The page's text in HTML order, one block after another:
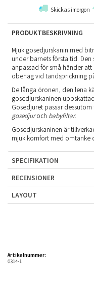
Skickas imorgon
PRODUKTBESKRIVNING
Mjuk gosedjurskanin med
under barnets första tid.
anpassad för små händer
obehag vid tandsprickning
De långa öronen, den lena
gosedjurskaninen
Gosedjuret passar
gosedjuroch babyfiltar.
Gosedjurskaninen är
mjuk komfort med omtanke
SPECIFIKATION
RECENSIONER
LAYOUT
Artikelnummer:
0314-1